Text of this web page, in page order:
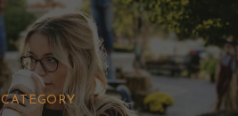
CATEGORY